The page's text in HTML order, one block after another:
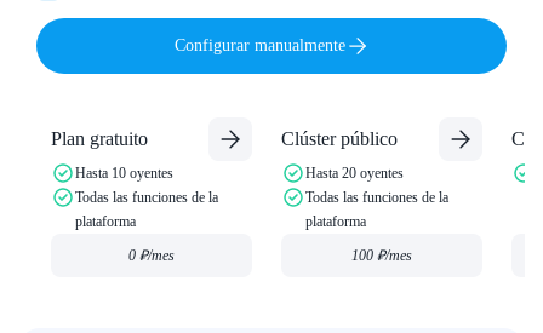
Configurar manualmente
Plan gratuito
Hasta 10 oyentes
Todas las funciones de la
plataforma
0 ₽/mes
Clúster público
Hasta 20 oyentes
Todas las funciones de la
plataforma
100 ₽/mes